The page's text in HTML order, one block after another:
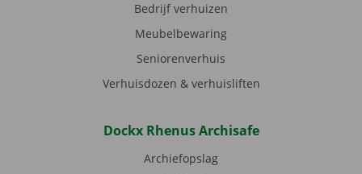
Bedrijf verhuizen
Meubelbewaring
Seniorenverhuis
Verhuisdozen & verhuisliften
Dockx Rhenus Archisafe
Archiefopslag